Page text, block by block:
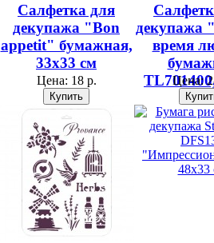
Салфетка для
декупажа "Bon
appetit" бумажная,
33х33 см
Цена: 18 р.
декупажа
время
см
Цена: